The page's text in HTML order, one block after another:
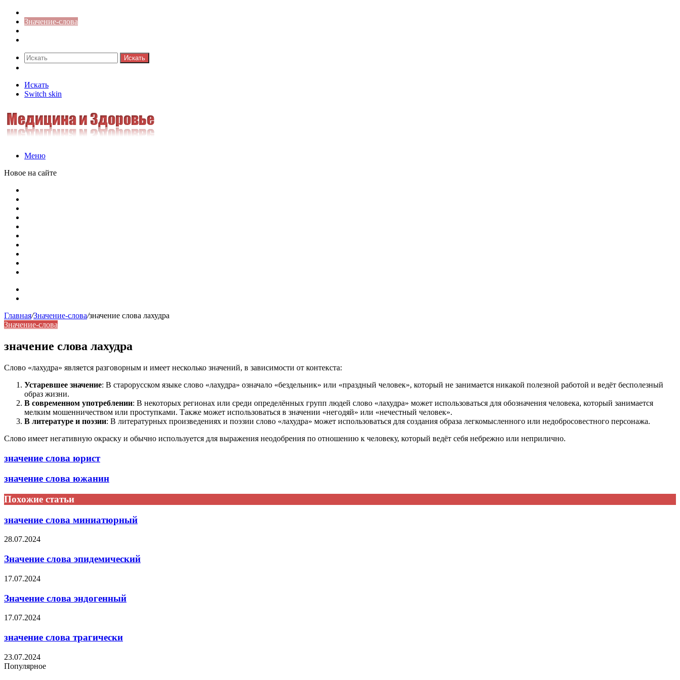
Значение-слова
Искать
Искать
Switch skin
Меню
Новое на сайте
Главная/Значение-слова/значение слова лахудра
Значение-слова
значение слова лахудра
Слово «лахудра» является разговорным и имеет несколько значений, в зависимости от контекста:
Устаревшее значение: В старорусском языке слово «лахудра» означало «бездельник» или «праздный человек», который не занимается никакой полезной работой и ведёт бесполезный
образ жизни.
В современном употреблении: В некоторых регионах или среди определённых групп людей слово «лахудра» может использоваться для обозначения человека, который занимается
мелким мошенничеством или проступками. Также может использоваться в значении «негодяй» или «нечестный человек».
В литературе и поэзии: В литературных произведениях и поэзии слово «лахудра» может использоваться для создания образа легкомысленного или недобросовестного персонажа.
Слово имеет негативную окраску и обычно используется для выражения неодобрения по отношению к человеку, который ведёт себя небрежно или неприлично.
значение слова юрист
значение слова южанин
Похожие статьи
значение слова миниатюрный
28.07.2024
Значение слова эпидемический
17.07.2024
Значение слова эндогенный
17.07.2024
значение слова трагически
23.07.2024
Популярное